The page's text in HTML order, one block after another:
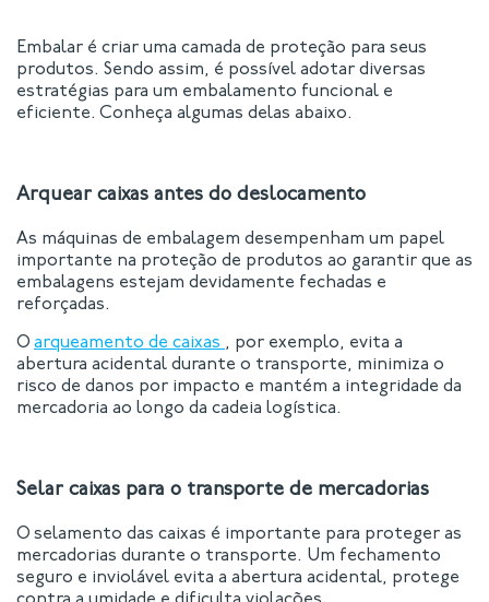
Embalar é criar uma camada de proteção para seus
produtos. Sendo assim, é possível adotar diversas
estratégias para um embalamento funcional e
eficiente. Conheça algumas delas abaixo.
Arquear caixas antes do deslocamento
As máquinas de embalagem desempenham um papel
importante na proteção de produtos ao garantir que as
embalagens estejam devidamente fechadas e
reforçadas.
O arqueamento de caixas , por exemplo, evita a
abertura acidental durante o transporte, minimiza o
risco de danos por impacto e mantém a integridade da
mercadoria ao longo da cadeia logística.
Selar caixas para o transporte de mercadorias
O selamento das caixas é importante para proteger as
mercadorias durante o transporte. Um fechamento
seguro e inviolável evita a abertura acidental, protege